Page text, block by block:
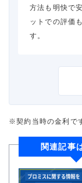
重視した点
方法も明快で
ットでの評価
す。
金利
※契約当時の金利で
関連記事